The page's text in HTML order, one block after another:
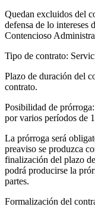
Quedan excluidos del
defensa de lo intereses
Contencioso
Tipo de contrato:
Plazo de duración del
contrato.
Posibilidad de
por varios períodos de
La prórroga será
preaviso se produzca
finalización del plazo
podrá producirse la
partes.
Formalización del